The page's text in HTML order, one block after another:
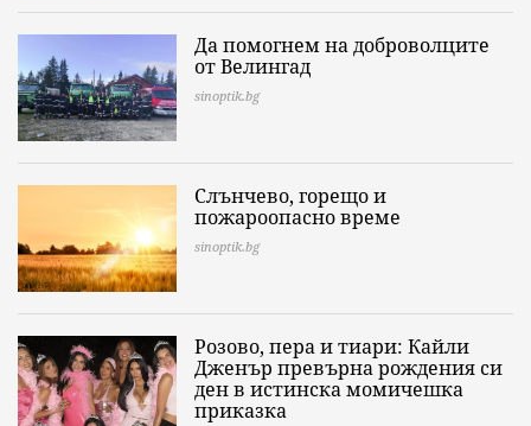
Да помогнем на доброволците
от Велингад
sinoptik.bg
Слънчево, горещо и
пожароопасно време
sinoptik.bg
Розово, пера и тиари: Кайли
Дженър превърна рождения си
ден в истинска момичешка
приказка